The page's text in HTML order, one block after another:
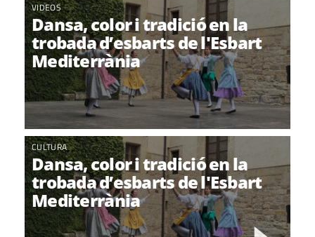
VIDEOS
Dansa, color i tradició en la
trobada d’esbarts de l'Esbart
Mediterrània
CULTURA
Dansa, color i tradició en la
trobada d’esbarts de l'Esbart
Mediterrània